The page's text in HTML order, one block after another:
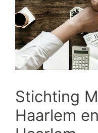
Stichting
Haarlem